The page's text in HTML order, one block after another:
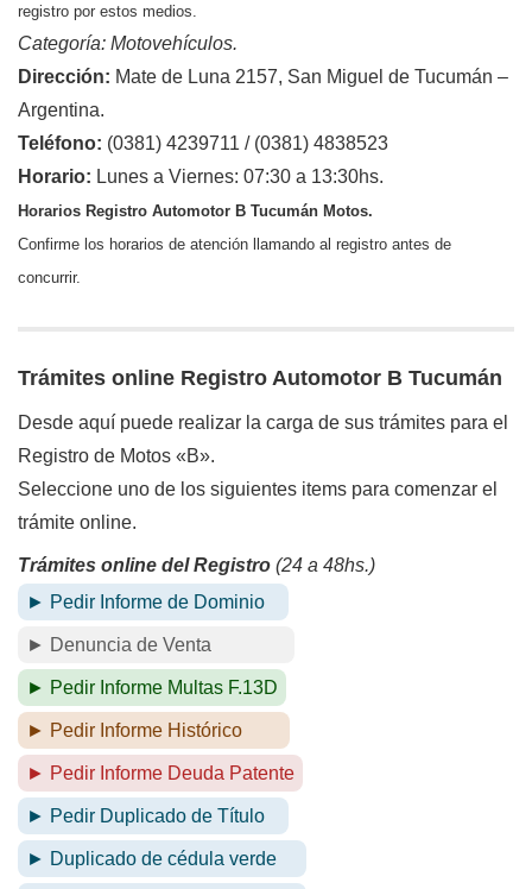
registro por estos medios.
Categoría: Motovehículos.
Dirección: Mate de Luna 2157, San Miguel de Tucumán –
Argentina.
Teléfono: (0381) 4239711 / (0381) 4838523
Horario: Lunes a Viernes: 07:30 a 13:30hs.
Horarios Registro Automotor B Tucumán Motos.
Confirme los horarios de atención llamando al registro antes de
concurrir.
Trámites online Registro Automotor B Tucumán
Desde aquí puede realizar la carga de sus trámites para el
Registro de Motos «B».
Seleccione uno de los siguientes items para comenzar el
trámite online.
Trámites online del Registro (24 a 48hs.)
► Pedir Informe de Dominio
► Denuncia de Venta
► Pedir Informe Multas F.13D
► Pedir Informe Histórico
► Pedir Informe Deuda Patente
► Pedir Duplicado de Título
► Duplicado de cédula verde